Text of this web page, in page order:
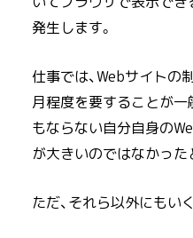
発生します。
仕事では、Webサイトの
月程度を要することが一
もならない自分自身の
が大きいのではなかった
ただ、それら以外にもい